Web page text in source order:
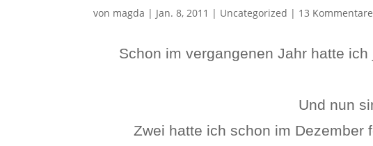
von magda | Jan. 8, 2011 | Uncategorized | 13 Kommentare
Schon im vergangenen Jahr hatte
Und nun
Zwei hatte ich schon im Dezember